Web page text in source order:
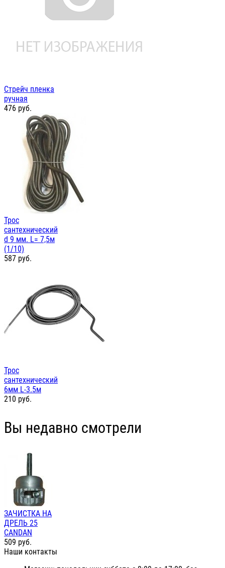
Стрейч пленка
ручная
476 руб.
Трос
сантехнический
d 9 мм. L= 7,5м
(1/10)
587 руб.
Трос
сантехнический
6мм L-3.5м
210 руб.
Вы недавно смотрели
ЗАЧИСТКА НА
ДРЕЛЬ 25
CANDAN
509 руб.
Наши контакты